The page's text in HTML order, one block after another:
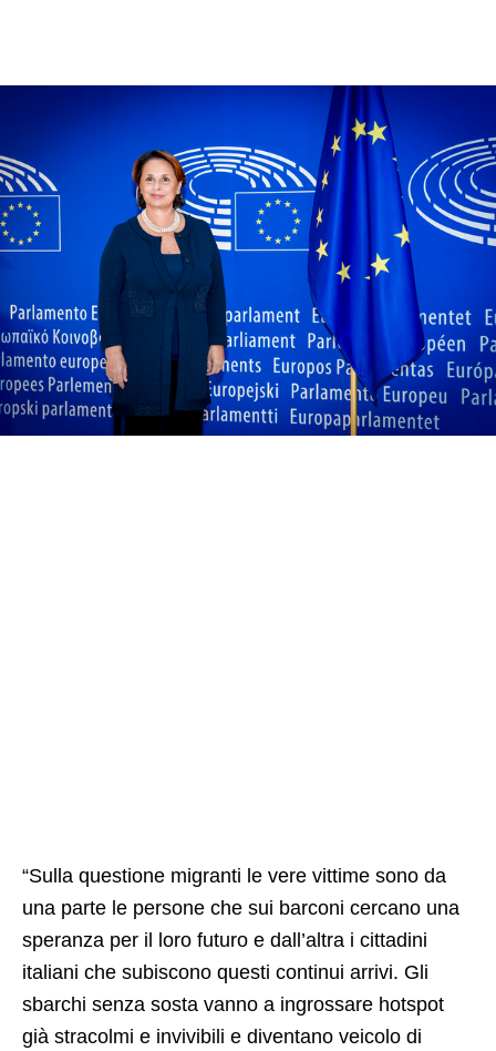
“Sulla questione migranti le vere vittime sono da
una parte le persone che sui barconi cercano una
speranza per il loro futuro e dall’altra i cittadini
italiani che subiscono questi continui arrivi. Gli
sbarchi senza sosta vanno a ingrossare hotspot
già stracolmi e invivibili e diventano veicolo di